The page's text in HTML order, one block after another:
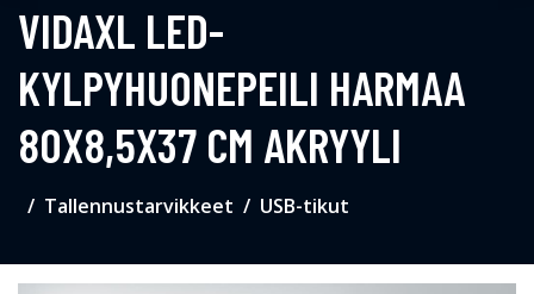
VIDAXL LED-
KYLPYHUONEPEILI HARMAA
80X8,5X37 CM AKRYYLI
Tallennustarvikkeet USB-tikut